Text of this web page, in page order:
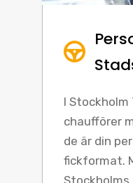
I Stockholm
chaufförer
de är din
fickformat.